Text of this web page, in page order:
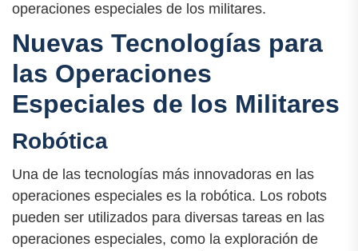
operaciones especiales de los militares.
Nuevas Tecnologías para
las Operaciones
Especiales de los Militares
Robótica
Una de las tecnologías más innovadoras en las
operaciones especiales es la robótica. Los robots
pueden ser utilizados para diversas tareas en las
operaciones especiales, como la exploración de